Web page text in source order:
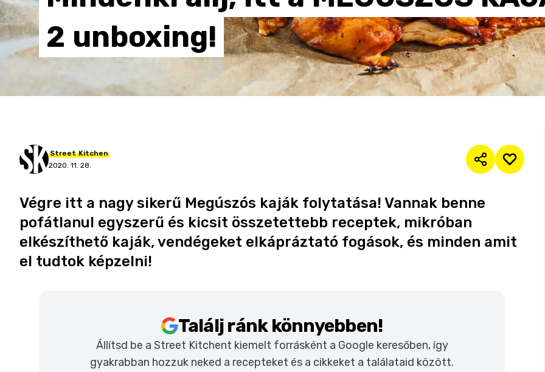
2 unboxing!
Street Kitchen
2020. 11. 28.
Végre itt a nagy sikerű Megúszós kaják folytatása! Vannak benne
pofátlanul egyszerű és kicsit összetettebb receptek, mikróban
elkészíthető kaják, vendégeket elkápráztató fogások, és minden amit
el tudtok képzelni!
Találj ránk könnyebben!
Állítsd be a Street Kitchent kiemelt forrásként a Google keresőben, így
gyakrabban hozzuk neked a recepteket és a cikkeket a találataid között.